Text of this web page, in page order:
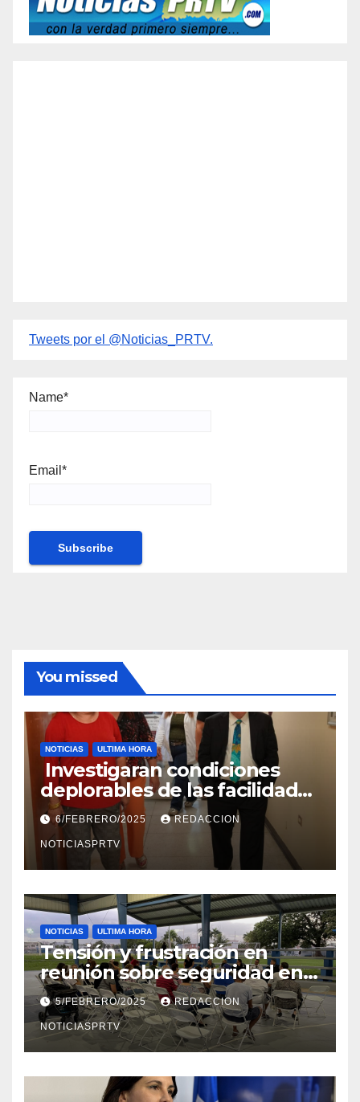
Tweets por el @Noticias_PRTV.
Name*
Email*
You missed
NOTICIAS ULTIMA HORA
Investigaran condiciones
deplorables de las facilidades
el Departamento de la Salud
en Mayagüez
6/FEBRERO/2025 REDACCION
NOTICIASPRTV
NOTICIAS ULTIMA HORA
Tensión y frustración en
reunión sobre seguridad en
Reparto Metropolitano
5/FEBRERO/2025 REDACCION
NOTICIASPRTV